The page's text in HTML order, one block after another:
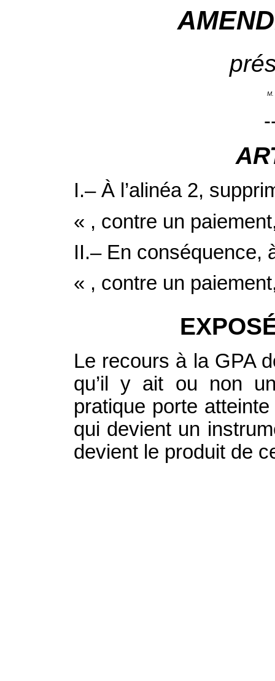
M.
I.– À l’alinéa 2,
« , contre un
II.– En conséquence,
« , contre un
Le recours à la GPA
qu’il y ait ou non
pratique porte
qui devient un
devient le produit de